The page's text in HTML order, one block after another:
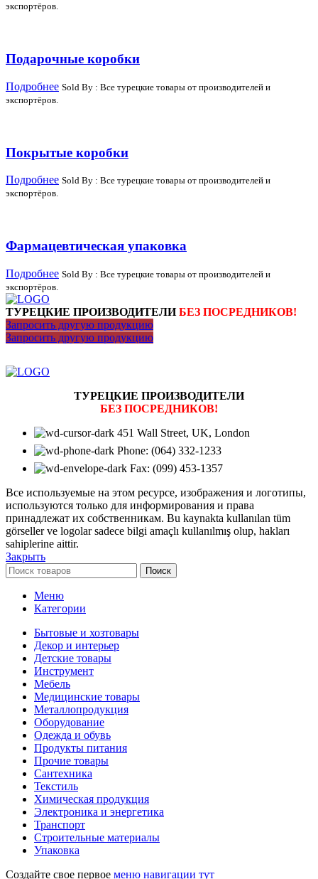
экспортёров.
Подарочные коробки
Подробнее Sold By : Все турецкие товары от производителей и
экспортёров.
Покрытые коробки
Подробнее Sold By : Все турецкие товары от производителей и
экспортёров.
Фармацевтическая упаковка
Подробнее Sold By : Все турецкие товары от производителей и
экспортёров.
ТУРЕЦКИЕ ПРОИЗВОДИТЕЛИБЕЗ ПОСРЕДНИКОВ!
Запросить другую продукцию
Запросить другую продукцию
ТУРЕЦКИЕ ПРОИЗВОДИТЕЛИ
БЕЗ ПОСРЕДНИКОВ!
451 Wall Street, UK, London
Phone: (064) 332-1233
Fax: (099) 453-1357
Все используемые на этом ресурсе, изображения и логотипы,
используются только для информирования и права
принадлежат их собственникам. Bu kaynakta kullanılan tüm
görseller ve logolar sadece bilgi amaçlı kullanılmış olup, hakları
sahiplerine aittir.
Закрыть
Поиск
Меню
Категории
Бытовые и хозтовары
Декор и интерьер
Детские товары
Инструмент
Мебель
Медицинские товары
Металлопродукция
Оборудование
Одежда и обувь
Продукты питания
Прочие товары
Сантехника
Текстиль
Химическая продукция
Электроника и энергетика
Транспорт
Строительные материалы
Упаковка
Создайте свое первое меню навигации тут